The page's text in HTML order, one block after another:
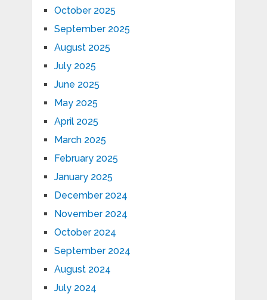
October 2025
September 2025
August 2025
July 2025
June 2025
May 2025
April 2025
March 2025
February 2025
January 2025
December 2024
November 2024
October 2024
September 2024
August 2024
July 2024